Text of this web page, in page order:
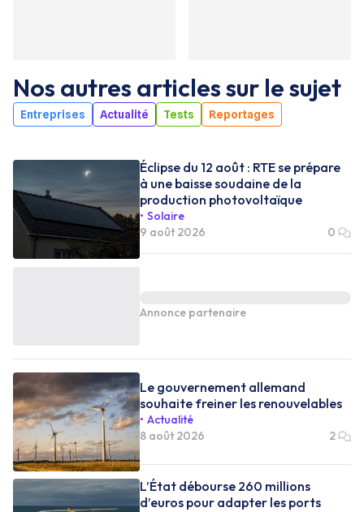
Nos autres articles sur le sujet
Entreprises Actualité Tests Reportages
Éclipse du 12 août : RTE se prépare
à une baisse soudaine de la
production photovoltaïque
Solaire
9 août 2026
0
Annonce partenaire
Le gouvernement allemand
souhaite freiner les renouvelables
Actualité
8 août 2026
2
L’État débourse 260 millions
d’euros pour adapter les ports